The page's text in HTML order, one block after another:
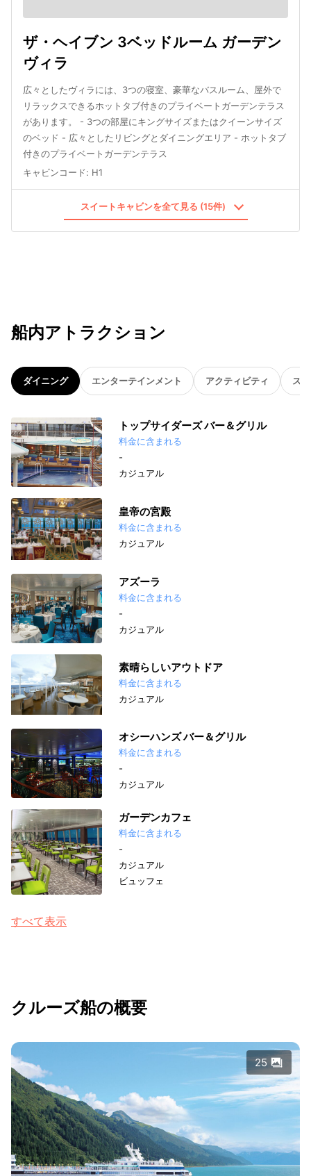
ザ・ヘイブン 3ベッドルーム ガーデン
ヴィラ
広々としたヴィラには、3つの寝室、豪華なバスルーム、屋外で
リラックスできるホットタブ付きのプライベートガーデンテラス
があります。 - 3つの部屋にキングサイズまたはクイーンサイズ
のベッド - 広々としたリビングとダイニングエリア - ホットタブ
付きのプライベートガーデンテラス
キャビンコード: H1
スイートキャビンを全て見る (15件)
船内アトラクション
ダイニング エンターテインメント アクティビティ ス
トップサイダーズ バー＆グリル
料金に含まれる
-
カジュアル
皇帝の宮殿
料金に含まれる
カジュアル
アズーラ
料金に含まれる
-
カジュアル
素晴らしいアウトドア
料金に含まれる
カジュアル
オシーハンズ バー＆グリル
料金に含まれる
-
カジュアル
ガーデンカフェ
料金に含まれる
-
カジュアル
ビュッフェ
すべて表示
クルーズ船の概要
25